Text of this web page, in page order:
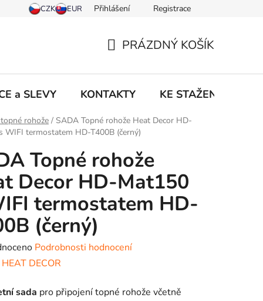
Přihlášení Registrace
KOŠÍK
PRÁZDNÝ KOŠÍK
a SLEVY KONTAKTY KE STAŽENÍ
rohože / SADA Topné rohože Heat Decor HD-
WIFI termostatem HD-T400B (černý)
Topné rohože
Decor HD-Mat150
termostatem HD-
(černý)
Podrobnosti hodnocení
HEAT DECOR
sada pro připojení topné rohože včetně